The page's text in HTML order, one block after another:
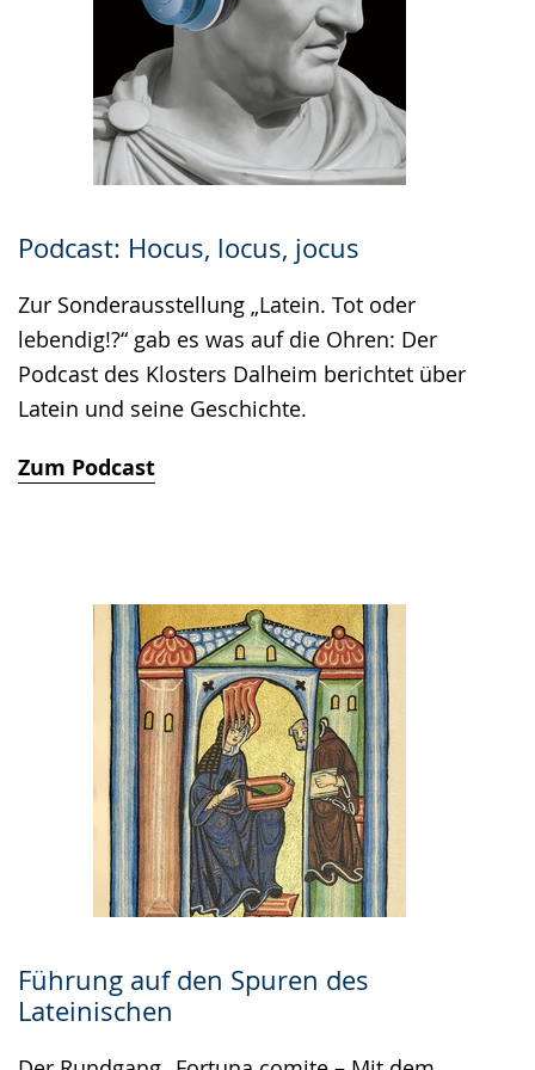
Podcast: Hocus, locus, jocus
Zur Sonderausstellung „Latein. Tot oder
lebendig!?“ gab es was auf die Ohren: Der
Podcast des Klosters Dalheim berichtet über
Latein und seine Geschichte.
Zum Podcast
Führung auf den Spuren des
Lateinischen